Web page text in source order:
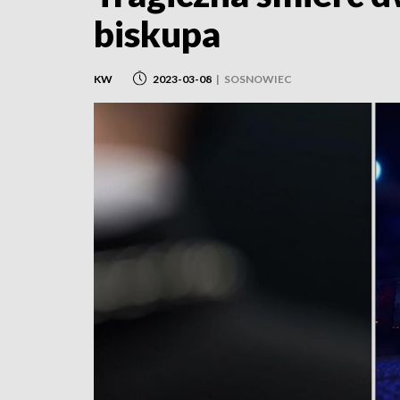
biskupa
KW 2023-03-08 | SOSNOWIEC